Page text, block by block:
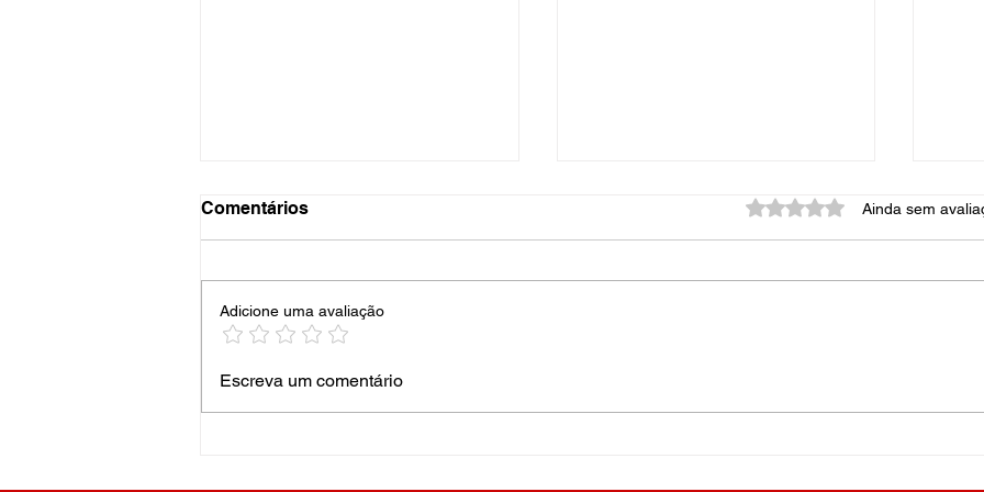
Os Holofotes da Minha
Comentários Avaliado com 0 de 5
Ainda sem
Adicione uma avaliação
Escreva um comentário